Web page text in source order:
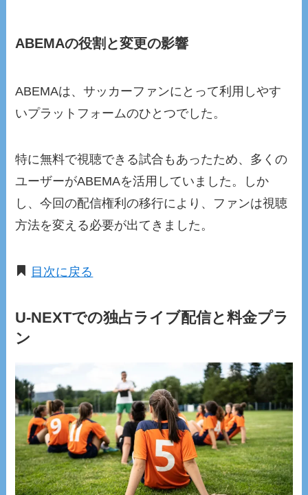
ABEMAの役割と変更の影響
ABEMAは、サッカーファンにとって利用しやす
いプラットフォームのひとつでした。
特に無料で視聴できる試合もあったため、多くの
ユーザーがABEMAを活用していました。しか
し、今回の配信権利の移行により、ファンは視聴
方法を変える必要が出てきました。
目次に戻る
U-NEXTでの独占ライブ配信と料金プラ
ン